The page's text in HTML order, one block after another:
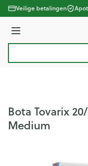
Ga naar de inhoud
Veilige betalingen
Menu
Bota Tovarix
Medium